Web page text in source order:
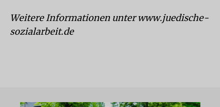
Weitere Informationen unter www.juedische-
sozialarbeit.de